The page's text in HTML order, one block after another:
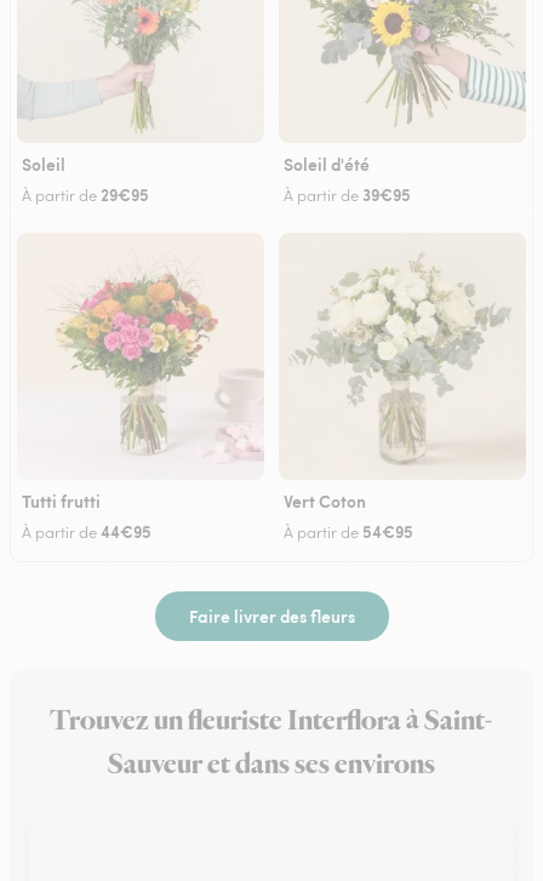
Soleil
À partir de 29€95
Soleil d'été
À partir de 39€95
Tutti frutti
À partir de44€95
Vert Coton
À partir de 54€95
Faire livrer des fleurs
Trouvez un fleuriste Interflora à Saint-
Sauveur et dans ses environs